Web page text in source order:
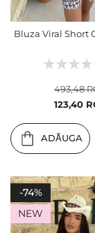
Bluza Viral Short
Pret
123,40
493,48
ADĂUGA
-74%
NEW